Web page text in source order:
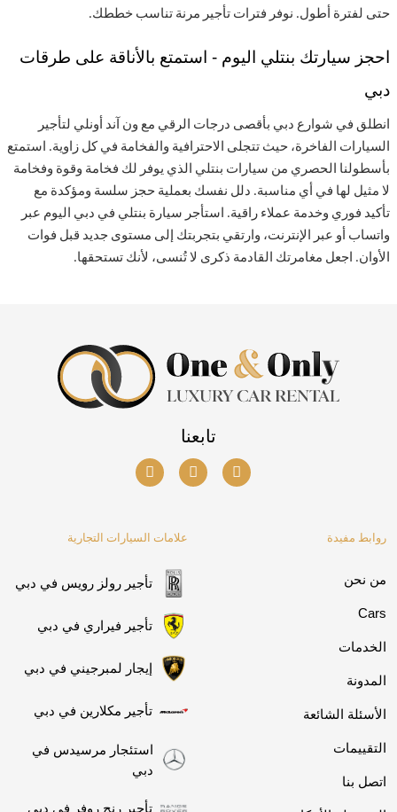
حتى لفترة أطول. نوفر فترات تأجير مرنة تناسب خططك.
احجز سيارتك بنتلي اليوم - استمتع بالأناقة على طرقات
دبي
انطلق في شوارع دبي بأقصى درجات الرقي مع ون آند أونلي لتأجير
السيارات الفاخرة، حيث تتجلى الاحترافية والفخامة في كل زاوية. استمتع
بأسطولنا الحصري من سيارات بنتلي الذي يوفر لك فخامة وقوة وفخامة
لا مثيل لها في أي مناسبة. دلل نفسك بعملية حجز سلسة ومؤكدة مع
تأكيد فوري وخدمة عملاء راقية. استأجر سيارة بنتلي في دبي اليوم عبر
واتساب أو عبر الإنترنت، وارتقي بتجربتك إلى مستوى جديد قبل فوات
الأوان. اجعل مغامرتك القادمة ذكرى لا تُنسى، لأنك تستحقها.
تابعنا
روابط مفيدة
من نحن
Cars
الخدمات
المدونة
الأسئلة الشائعة
التقييمات
اتصل بنا
علامات السيارات التجارية
تأجير رولز رويس في دبي
تأجير فيراري في دبي
إيجار لمبرجيني في دبي
تأجير مكلارين في دبي
استئجار مرسيدس في
دبي
تأجير رنج روفر في دبي